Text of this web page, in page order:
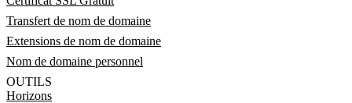
Transfert de nom de domaine
Extensions de nom de domaine
Nom de domaine personnel
OUTILS
Horizons